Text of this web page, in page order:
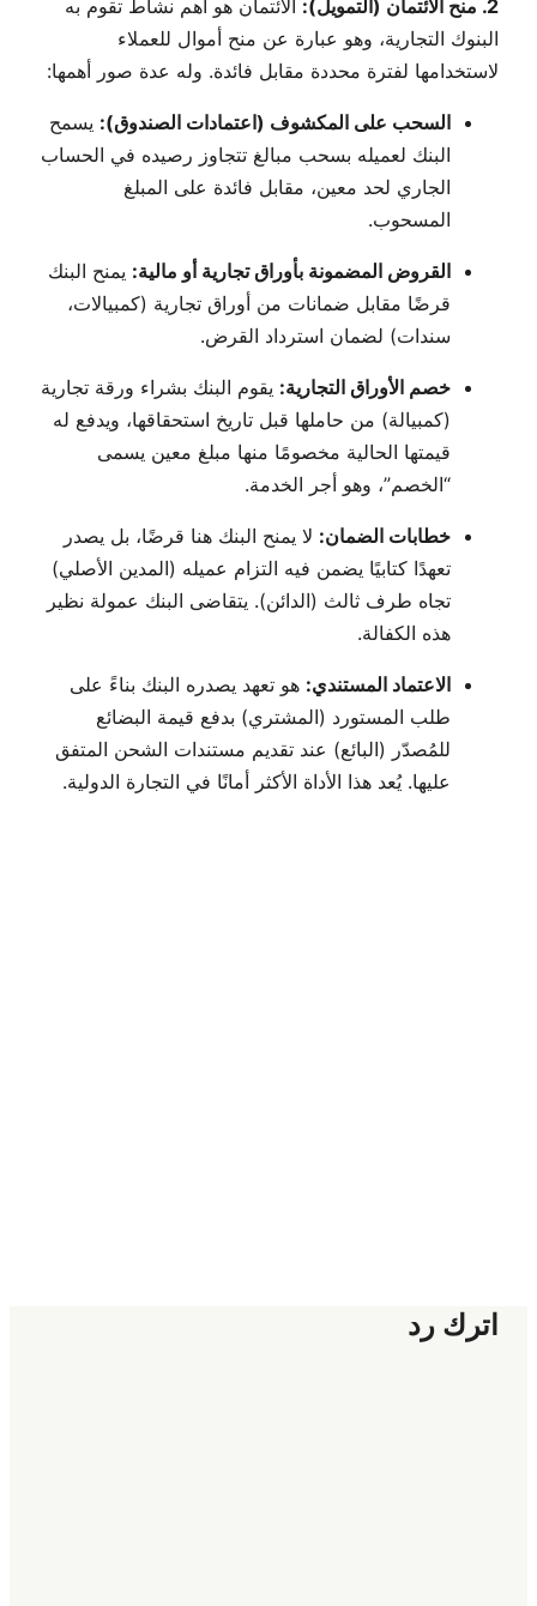
2. منح الائتمان (التمويل):
الائتمان هو أهم نشاط تقوم به
البنوك التجارية، وهو عبارة عن منح أموال للعملاء
لاستخدامها لفترة محددة مقابل فائدة. وله عدة صور أهمها:
السحب على المكشوف (اعتمادات الصندوق): يسمح
البنك لعميله بسحب مبالغ تتجاوز رصيده في الحساب
الجاري لحد معين، مقابل فائدة على المبلغ
المسحوب.
القروض المضمونة بأوراق تجارية أو مالية: يمنح البنك
قرضًا مقابل ضمانات من أوراق تجارية (كمبيالات،
سندات) لضمان استرداد القرض.
خصم الأوراق التجارية: يقوم البنك بشراء ورقة تجارية
(كمبيالة) من حاملها قبل تاريخ استحقاقها، ويدفع له
قيمتها الحالية مخصومًا منها مبلغ معين يسمى
“الخصم”، وهو أجر الخدمة.
خطابات الضمان: لا يمنح البنك هنا قرضًا، بل يصدر
تعهدًا كتابيًا يضمن فيه التزام عميله (المدين الأصلي)
تجاه طرف ثالث (الدائن). يتقاضى البنك عمولة نظير
هذه الكفالة.
الاعتماد المستندي: هو تعهد يصدره البنك بناءً على
طلب المستورد (المشتري) بدفع قيمة البضائع
للمُصدّر (البائع) عند تقديم مستندات الشحن المتفق
عليها. يُعد هذا الأداة الأكثر أمانًا في التجارة الدولية.
اترك رد